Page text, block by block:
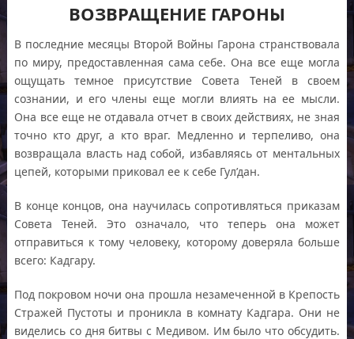
ВОЗВРАЩЕНИЕ ГАРОНЫ
В последние месяцы Второй Войны Гарона странствовала
по миру, предоставленная сама себе. Она все еще могла
ощущать темное присутствие Совета Теней в своем
сознании, и его члены еще могли влиять на ее мысли.
Она все еще не отдавала отчет в своих действиях, не зная
точно кто друг, а кто враг. Медленно и терпеливо, она
возвращала власть над собой, избавляясь от ментальных
цепей, которыми приковал ее к себе Гул’дан.
В конце концов, она научилась сопротивляться приказам
Совета Теней. Это означало, что теперь она может
отправиться к тому человеку, которому доверяла больше
всего: Кадгару.
Под покровом ночи она прошла незамеченной в Крепость
Стражей Пустоты и проникла в комнату Кадгара. Они не
виделись со дня битвы с Медивом. Им было что обсудить.